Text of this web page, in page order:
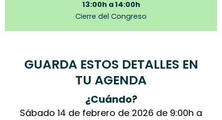
13:00h a 14:00h
Cierre del Congreso
GUARDA ESTOS DETALLES EN
TU AGENDA
¿Cuándo?
Sábado 14 de febrero de 2026 de 9:00h a